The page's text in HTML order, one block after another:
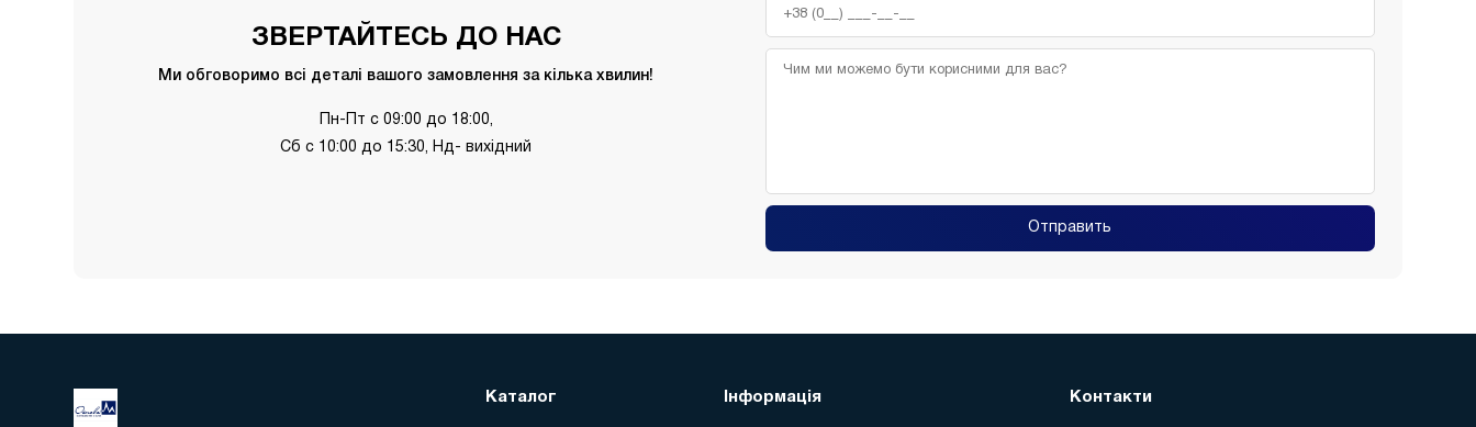
ЗВЕРТАЙТЕСЬ ДО НАС
Ми обговоримо всі деталі вашого замовлення за кілька хвилин!
Пн-Пт с 09:00 до 18:00,
Сб с 10:00 до 15:30, Нд- вихідний
Отправить
Каталог Інформація Контакти